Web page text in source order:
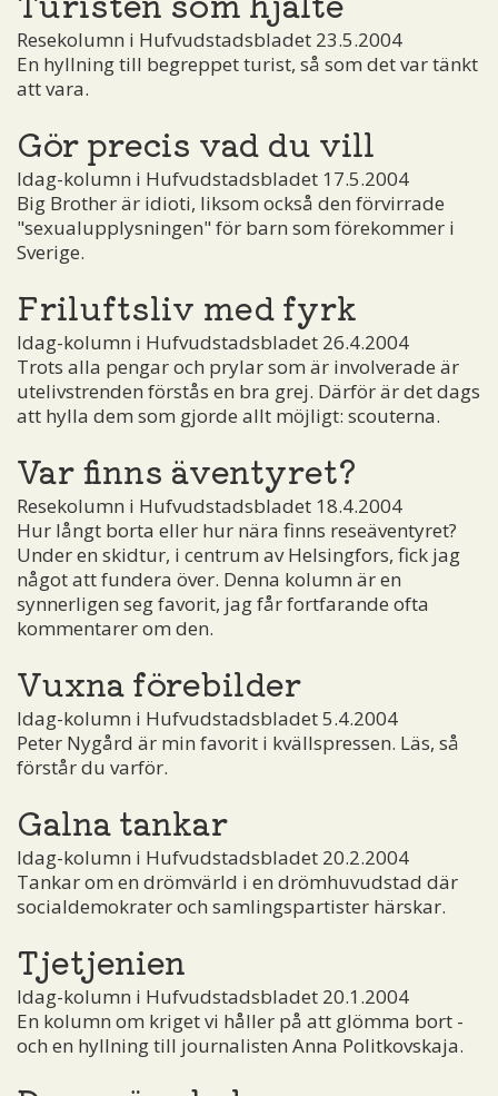
Resekolumn i Hufvudstadsbladet 23.5.2004
En hyllning till begreppet turist, så som det var tänkt
att vara.
Gör precis vad du vill
Idag-kolumn i Hufvudstadsbladet 17.5.2004
Big Brother är idioti, liksom också den förvirrade
"sexualupplysningen" för barn som förekommer i
Sverige.
Friluftsliv med fyrk
Idag-kolumn i Hufvudstadsbladet 26.4.2004
Trots alla pengar och prylar som är involverade är
utelivstrenden förstås en bra grej. Därför är det dags
att hylla dem som gjorde allt möjligt: scouterna.
Var finns äventyret?
Resekolumn i Hufvudstadsbladet 18.4.2004
Hur långt borta eller hur nära finns reseäventyret?
Under en skidtur, i centrum av Helsingfors, fick jag
något att fundera över. Denna kolumn är en
synnerligen seg favorit, jag får fortfarande ofta
kommentarer om den.
Vuxna förebilder
Idag-kolumn i Hufvudstadsbladet 5.4.2004
Peter Nygård är min favorit i kvällspressen. Läs, så
förstår du varför.
Galna tankar
Idag-kolumn i Hufvudstadsbladet 20.2.2004
Tankar om en drömvärld i en drömhuvudstad där
socialdemokrater och samlingspartister härskar.
Tjetjenien
Idag-kolumn i Hufvudstadsbladet 20.1.2004
En kolumn om kriget vi håller på att glömma bort ­
och en hyllning till journalisten Anna Politkovskaja.